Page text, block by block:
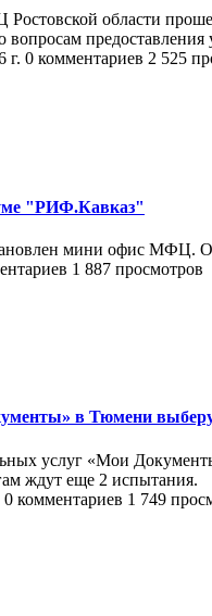
Ростовской области
г. 0 комментариев 2 525
"РИФ.Кавказ"
мини офис МФЦ.
1 887 просмотров
в Тюмени
услуг «Мои
ждут еще 2 испытания.
0 комментариев 1 749